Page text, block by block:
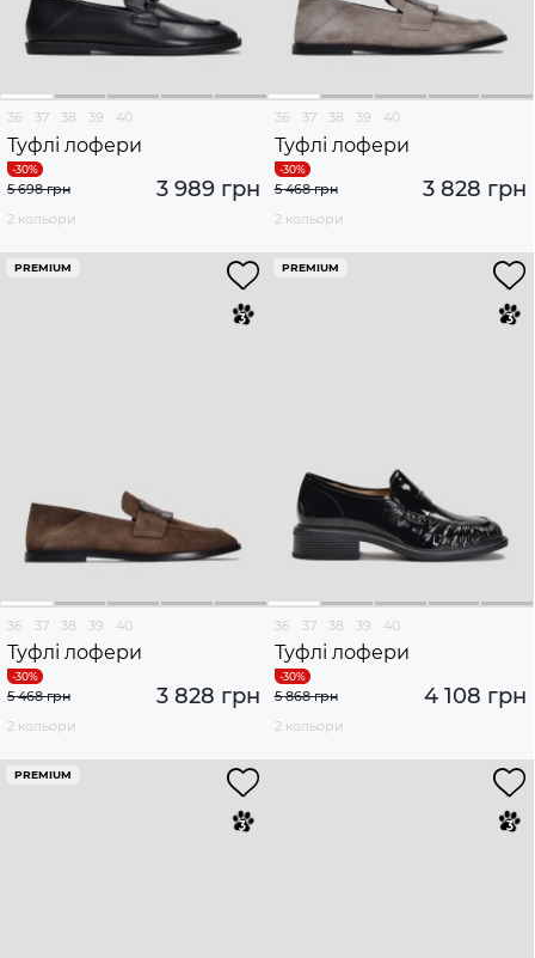
36 37 38 39 40
Туфлі лофери
3 989 грн
5 698 грн
2 кольори
36 37 38 39 40
Туфлі лофери
3 828 грн
5 468 грн
2 кольори
PREMIUM
36 37 38 39 40
Туфлі лофери
3 828 грн
5 468 грн
2 кольори
PREMIUM
36 37 38 39 40
Туфлі лофери
4 108 грн
5 868 грн
2 кольори
PREMIUM